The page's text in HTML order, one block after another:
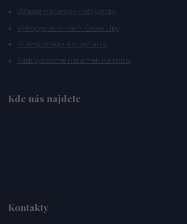
Úžasné náramky naší výroby
Výlety po sklárnách České Lípy
Krásný design a originalita
Rádi vyrobíme náramek na míru
Kde nás najdete
Kontakty